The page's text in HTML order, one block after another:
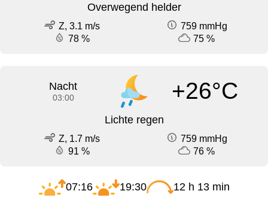
Overwegend helder
Z, 3.1 m/s
759 mmHg
78 %
75 %
Nacht
03:00 +26°C
Lichte regen
Z, 1.7 m/s
759 mmHg
91 %
76 %
07:16 19:30 12 h 13 min